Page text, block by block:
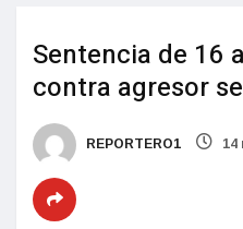
Sentencia de 16
contra agresor
REPORTERO1 14